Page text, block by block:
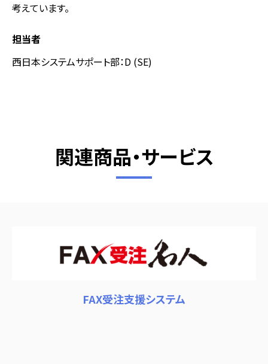
考えています。
担当者
西日本システムサポート部：D (SE)
関連商品・サービス
FAX受注支援システム